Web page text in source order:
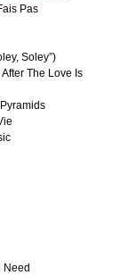
Pas
Soley”)
The Love Is
Of Music